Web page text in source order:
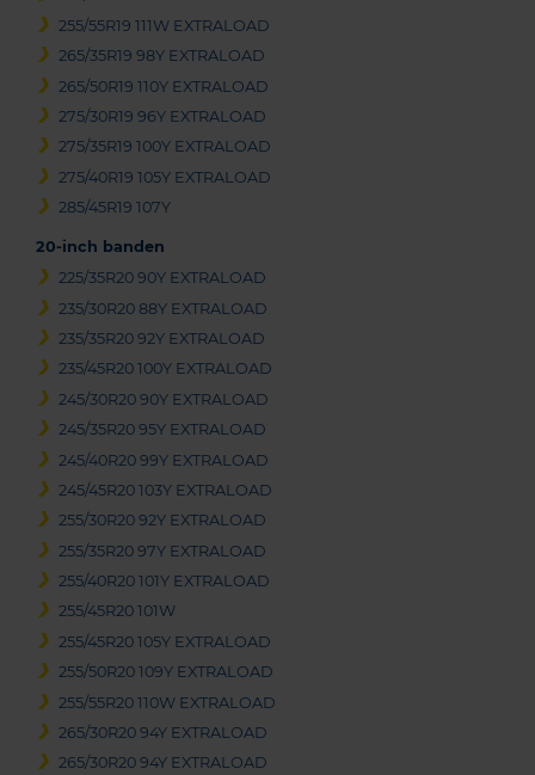
255/55R19 111W EXTRALOAD
265/35R19 98Y EXTRALOAD
265/50R19 110Y EXTRALOAD
275/30R19 96Y EXTRALOAD
275/35R19 100Y EXTRALOAD
275/40R19 105Y EXTRALOAD
285/45R19 107Y
20-inch banden
225/35R20 90Y EXTRALOAD
235/30R20 88Y EXTRALOAD
235/35R20 92Y EXTRALOAD
235/45R20 100Y EXTRALOAD
245/30R20 90Y EXTRALOAD
245/35R20 95Y EXTRALOAD
245/40R20 99Y EXTRALOAD
245/45R20 103Y EXTRALOAD
255/30R20 92Y EXTRALOAD
255/35R20 97Y EXTRALOAD
255/40R20 101Y EXTRALOAD
255/45R20 101W
255/45R20 105Y EXTRALOAD
255/50R20 109Y EXTRALOAD
255/55R20 110W EXTRALOAD
265/30R20 94Y EXTRALOAD
265/30R20 94Y EXTRALOAD